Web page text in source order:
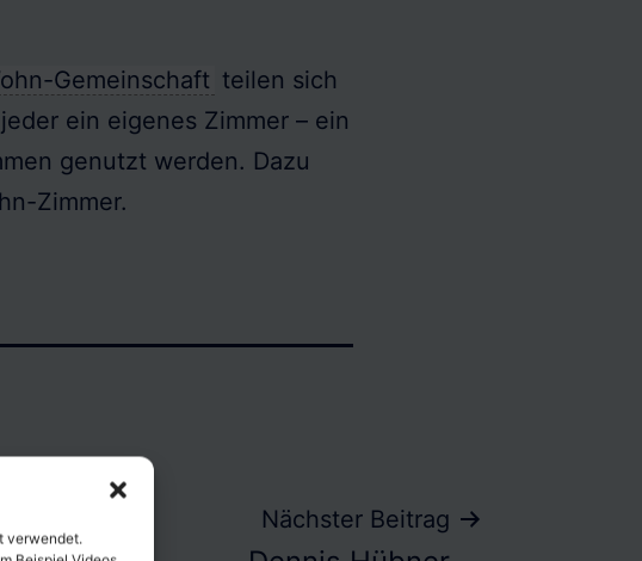
verwendet.
Gemeinschaft teilen sich
ein eigenes Zimmer – ein
genutzt werden. Dazu
Zimmer.
Nächster Beitrag